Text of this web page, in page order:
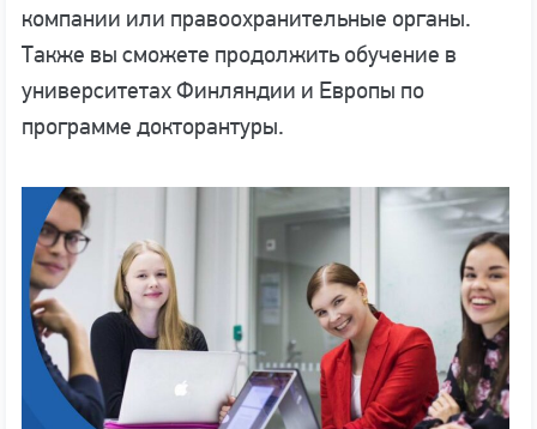
компании или правоохранительные органы.
Также вы сможете продолжить обучение в
университетах Финляндии и Европы по
программе докторантуры.